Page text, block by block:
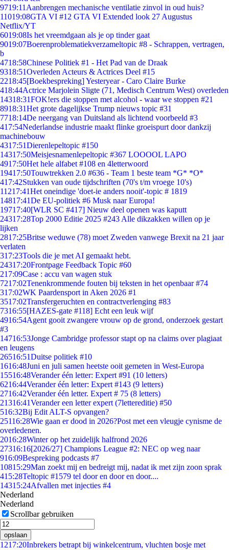
9719:11 Aanbrengen mechanische ventilatie zinvol in oud huis?
11019:08GTA VI #12 GTA VI Extended look 27 Augustus
Netflix/YT
6019:08Is het vreemdgaan als je op tinder gaat
9019:07Boerenproblematiekverzameltopic #8 - Schrappen, vertragen,
b
4718:58Chinese Politiek #1 - Het Pad van de Draak
9318:51Overleden Acteurs & Actrices Deel #15
2218:45[Boekbespreking] Yesteryear - Caro Claire Burke
418:44Actrice Marjolein Sligte (71, Medisch Centrum West) overleden
14318:31FOK!ers die stoppen met alcohol - waar we stoppen #21
8918:31Het grote dagelijkse Trump nieuws topic #31
7718:14De neergang van Duitsland als lichtend voorbeeld #3
417:54Nederlandse industrie maakt flinke groeispurt door dankzij
machinebouw
4317:51Dierenlepeltopic #150
14317:50Meisjesnamenlepeltopic #367 LOOOOL LAPO
4917:50Het hele alfabet #108 en 4letterwoord
19417:50Touwtrekken 2.0 #636 - Team 1 beste team *G* *O*
417:42Stukken van oude tijdschriften (70's t/m vroege 10's)
11217:41Het oneindige 'doet-ie anders nooit'-topic # 1819
14817:41De EU-politiek #6 Musk naar Europa!
19717:40[WLR SC #417] Nieuw deel openen was kaputt
24317:28Top 2000 Editie 2025 #243 Alle dikzakken willen op je
lijken
2817:25Britse weduwe (78) moet Zweden vanwege Brexit na 21 jaar
verlaten
317:23Tools die je met AI gemaakt hebt.
24317:20Frontpage Feedback Topic #60
217:09Case : accu van wagen stuk
7217:02Tenenkrommende fouten bij teksten in het openbaar #74
317:02WK Paardensport in Aken 2026 #1
3517:02Transfergeruchten en contractverlenging #83
7316:55[HAZES-gate #118] Echt een leuk wijf
4916:54Agent gooit zwangere vrouw op de grond, onderzoek gestart
#3
14716:53Jonge Cambridge professor stapt op na claims over plagiaat
en leugens
26516:51Duitse politiek #10
1616:48Juni en juli samen heetste ooit gemeten in West-Europa
15516:48Verander één letter: Expert #91 (10 letters)
6216:44Verander één letter: Expert #143 (9 letters)
2716:42Verander één letter. Expert # 75 (8 letters)
21316:41Verander een letter expert (7lettereditie) #50
516:32Bij Edit ALT-S opvangen?
25116:28Wie gaan er dood in 2026?Post met een vleugje cynisme de
overledenen.
2016:28Winter op het zuidelijk halfrond 2026
27316:16[2026/27] Champions League #2: NEC op weg naar
916:09Bespreking podcasts #7
10815:29Man zoekt mij en bedreigt mij, nadat ik met zijn zoon sprak
415:28Teltopic #1579 tel door en door en door....
14315:24Afvallen met injecties #4
Nederland
Nederland
Scrollbar gebruiken
opslaan
1217:20Inbrekers betrapt bij winkelcentrum, vluchten bosje met